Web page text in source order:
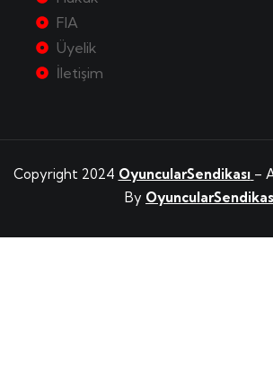
FIA
Üyelik
İletişim
Copyright 2024 OyuncularSendikası –
By